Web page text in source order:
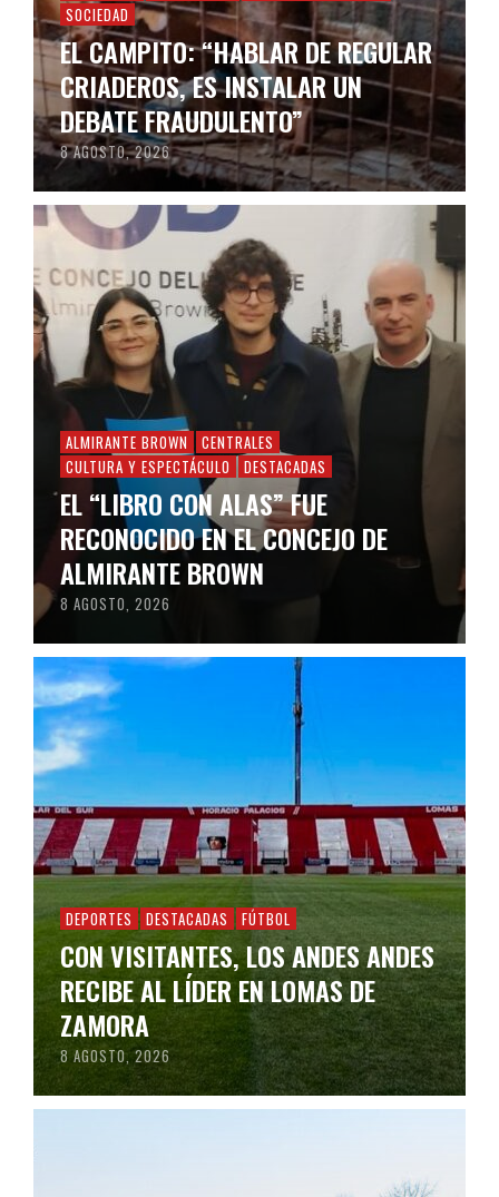
SOCIEDAD
EL CAMPITO: “HABLAR DE REGULAR
CRIADEROS, ES INSTALAR UN
DEBATE FRAUDULENTO”
8 AGOSTO, 2026
ALMIRANTE BROWN
CENTRALES
CULTURA Y ESPECTÁCULO
DESTACADAS
EL “LIBRO CON ALAS” FUE
RECONOCIDO EN EL CONCEJO DE
ALMIRANTE BROWN
8 AGOSTO, 2026
DEPORTES DESTACADAS FÚTBOL
CON VISITANTES, LOS ANDES ANDES
RECIBE AL LÍDER EN LOMAS DE
ZAMORA
8 AGOSTO, 2026